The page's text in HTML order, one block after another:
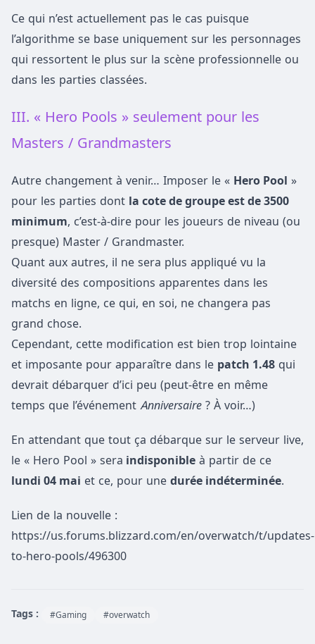
Ce qui n’est actuellement pas le cas puisque
l’algorithme se base uniquement sur les personnages
qui ressortent le plus sur la scène professionnelle ou
dans les parties classées.
III. « Hero Pools » seulement pour les
Masters / Grandmasters
Autre changement à venir… Imposer le « Hero Pool »
pour les parties dont la cote de groupe est de 3500
minimum, c’est-à-dire pour les joueurs de niveau (ou
presque) Master / Grandmaster.
Quant aux autres, il ne sera plus appliqué vu la
diversité des compositions apparentes dans les
matchs en ligne, ce qui, en soi, ne changera pas
grand chose.
Cependant, cette modification est bien trop lointaine
et imposante pour apparaître dans le patch 1.48 qui
devrait débarquer d’ici peu (peut-être en même
temps que l’événement Anniversaire ? À voir…)
En attendant que tout ça débarque sur le serveur live,
le « Hero Pool » sera indisponible à partir de ce
lundi 04 mai et ce, pour une durée indéterminée.
Lien de la nouvelle :
https://us.forums.blizzard.com/en/overwatch/t/updates-
to-hero-pools/496300
Tags : #Gaming #overwatch